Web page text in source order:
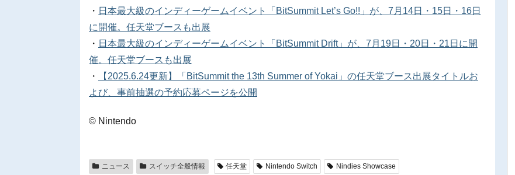
・ 日本最大級のインディーゲームイベント「BitSummit Let’s Go!!」が、7月14日・15日・16日
に開催。任天堂ブースも出展
・ 日本最大級のインディーゲームイベント「BitSummit Drift」が、7月19日・20日・21日に開
催。任天堂ブースも出展
・
【2025.6.24更新】「BitSummit the 13th Summer of Yokai」の任天堂ブース出展タイトルお
よび、事前抽選の予約応募ページを公開
© Nintendo
ニュース スイッチ全般情報 任天堂 Nintendo Switch Nindies Showcase